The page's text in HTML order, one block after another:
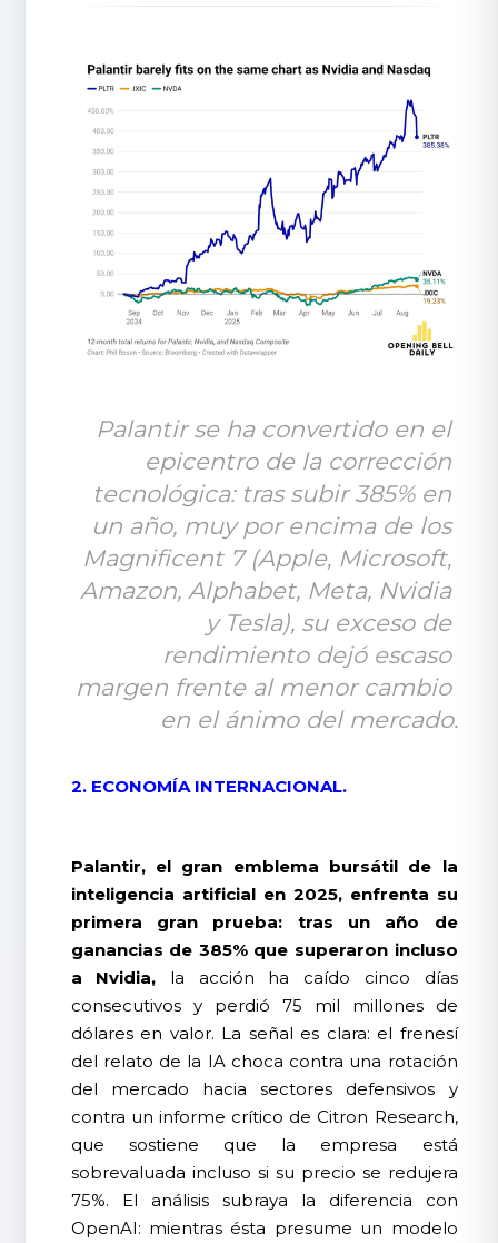
Palantir se ha convertido en el
epicentro de la corrección
tecnológica: tras subir 385% en
un año, muy por encima de los
Magnificent 7 (Apple, Microsoft,
Amazon, Alphabet, Meta, Nvidia
y Tesla), su exceso de
rendimiento dejó escaso
margen frente al menor cambio
en el ánimo del mercado.
2. ECONOMÍA INTERNACIONAL.
Palantir, el gran emblema bursátil de la
inteligencia artificial en 2025, enfrenta su
primera gran prueba: tras un año de
ganancias de 385% que superaron incluso
a Nvidia, la acción ha caído cinco días
consecutivos y perdió 75 mil millones de
dólares en valor. La señal es clara: el frenesí
del relato de la IA choca contra una rotación
del mercado hacia sectores defensivos y
contra un informe crítico de Citron Research,
que sostiene que la empresa está
sobrevaluada incluso si su precio se redujera
75%. El análisis subraya la diferencia con
OpenAI: mientras ésta presume un modelo